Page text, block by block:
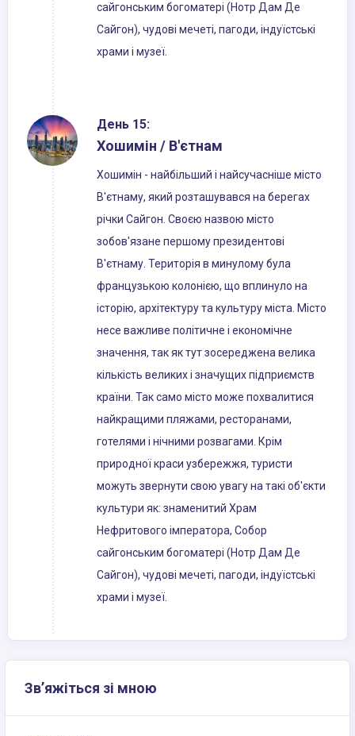
сайгонським богоматері (Нотр Дам Де
Сайгон), чудові мечеті, пагоди, індуїстські
храми і музеї.
День 15:
Хошимін / В'єтнам
Хошимін - найбільший і найсучасніше місто
В'єтнаму, який розташувався на берегах
річки Сайгон. Своєю назвою місто
зобов'язане першому президентові
В'єтнаму. Територія в минулому була
французькою колонією, що вплинуло на
історію, архітектуру та культуру міста. Місто
несе важливе політичне і економічне
значення, так як тут зосереджена велика
кількість великих і значущих підприємств
країни. Так само місто може похвалитися
найкращими пляжами, ресторанами,
готелями і нічними розвагами. Крім
природної краси узбережжя, туристи
можуть звернути свою увагу на такі об'єкти
культури як: знаменитий Храм
Нефритового імператора, Собор
сайгонським богоматері (Нотр Дам Де
Сайгон), чудові мечеті, пагоди, індуїстські
храми і музеї.
Зв’яжіться зі мною